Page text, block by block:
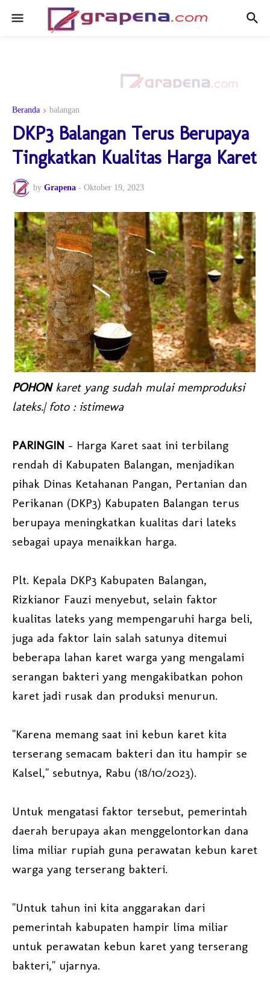
Beranda balangan
DKP3 Balangan Terus Berupaya
Tingkatkan Kualitas Harga Karet
by Grapena - Oktober 19, 2023
POHONkaret yang sudah mulai memproduksi
lateks.| foto : istimewa
PARINGIN - Harga Karet saat ini terbilang
rendah di Kabupaten Balangan, menjadikan
pihak Dinas Ketahanan Pangan, Pertanian dan
Perikanan (DKP3) Kabupaten Balangan terus
berupaya meningkatkan kualitas dari lateks
sebagai upaya menaikkan harga.
Plt. Kepala DKP3 Kabupaten Balangan,
Rizkianor Fauzi menyebut, selain faktor
kualitas lateks yang mempengaruhi harga beli,
juga ada faktor lain salah satunya ditemui
beberapa lahan karet warga yang mengalami
serangan bakteri yang mengakibatkan pohon
karet jadi rusak dan produksi menurun.
"Karena memang saat ini kebun karet kita
terserang semacam bakteri dan itu hampir se
Kalsel," sebutnya, Rabu (18/10/2023).
Untuk mengatasi faktor tersebut, pemerintah
daerah berupaya akan menggelontorkan dana
lima miliar rupiah guna perawatan kebun karet
warga yang terserang bakteri.
"Untuk tahun ini kita anggarakan dari
pemerintah kabupaten hampir lima miliar
untuk perawatan kebun karet yang terserang
bakteri," ujarnya.